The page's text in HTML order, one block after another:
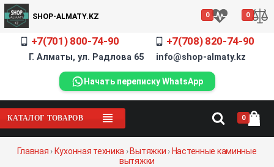
SHOP-ALMATY.KZ 0 0
+7(701) 800-74-90 +7(708) 820-74-90
Г. Алматы, ул. Радлова 65 info@shop-almaty.kz
Начать переписку WhatsApp
КАТАЛОГ ТОВАРОВ 0
Главная ›Кухонная техника ›Вытяжки ›Настенные каминные
вытяжки